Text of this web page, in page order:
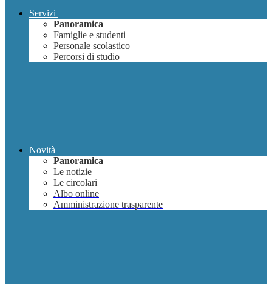
Servizi
Panoramica
Famiglie e studenti
Personale scolastico
Percorsi di studio
Novità
Panoramica
Le notizie
Le circolari
Albo online
Amministrazione trasparente